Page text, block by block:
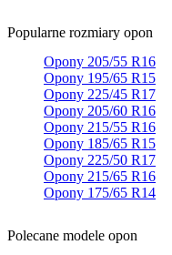
Popularne rozmiary opon
Opony 205/55 R16
Opony 195/65 R15
Opony 225/45 R17
Opony 205/60 R16
Opony 215/55 R16
Opony 185/65 R15
Opony 225/50 R17
Opony 215/65 R16
Opony 175/65 R14
Polecane modele opon